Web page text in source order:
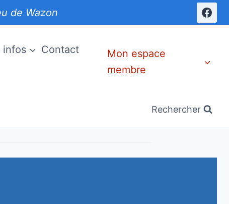
de Wazon
infos
Contact
Mon espace
membre
Rechercher